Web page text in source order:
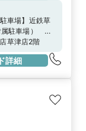
車場】近鉄草
属駐車場） 市
草津店2階
詳細